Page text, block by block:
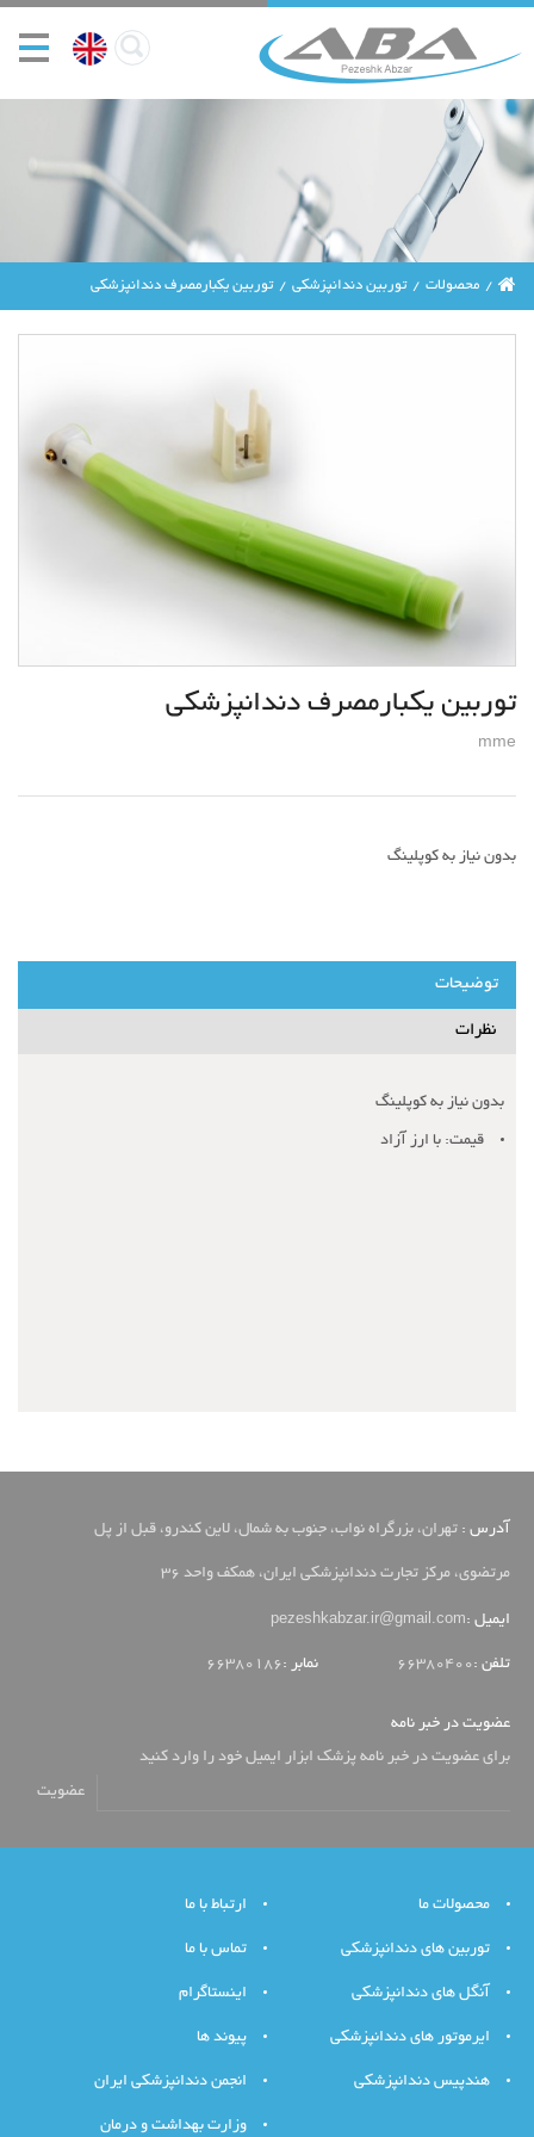
محصولات توربین دندانپزشکی توربین یکبارمصرف دندانپزشکی
توربین یکبارمصرف دندانپزشکی
mme
بدون نیاز به کوپلینگ
توضیحات
نظرات
بدون نیاز به کوپلینگ
قیمت: با ارز آزاد
آدرس : تهران، بزرگراه نواب، جنوب به شمال، لاین کندرو، قبل از پل
مرتضوی، مرکز تجارت دندانپزشکی ایران، همکف واحد 36
ایمیل :pezeshkabzar.ir@gmail.com
تلفن :66380400 نمابر :66380186
عضویت در خبر نامه
برای عضویت در خبر نامه پزشک ابزار ایمیل خود را وارد کنید
عضویت
محصولات ما
توربین های دندانپزشکی
آنگل های دندانپزشکی
ایرموتور های دندانپزشکی
هندپیس دندانپزشکی
ارتباط با ما
تماس با ما
اینستاگرام
پیوند ها
انجمن دندانپزشکی ایران
وزارت بهداشت و درمان